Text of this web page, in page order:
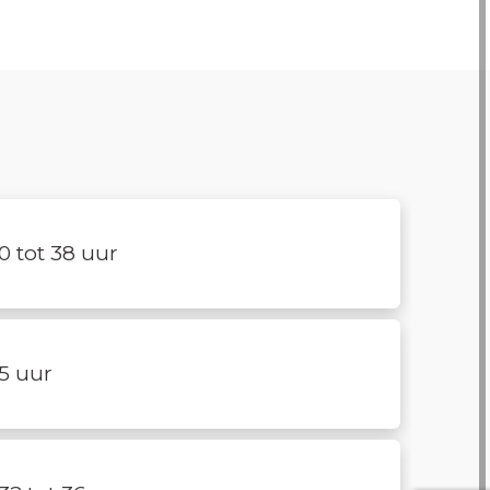
tot 38 uur
uur